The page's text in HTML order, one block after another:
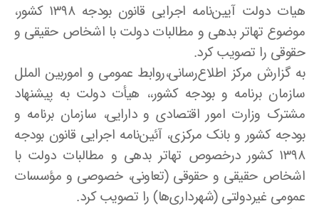
هیات دولت آیین‌نامه اجرایی قانون بودجه ۱۳۹۸ کشور،
موضوع تهاتر بدهی و مطالبات دولت با اشخاص حقیقی و
حقوقی را تصویب کرد.
به گزارش مرکز اطلاع‌رسانی،‌روابط عمومی و اموربین الملل
سازمان برنامه و بودجه کشور،، هیأت دولت به پیشنهاد
مشترک وزارت امور اقتصادی و دارایی، سازمان برنامه و
بودجه کشور و بانک مرکزی، آئین‌نامه اجرایی قانون بودجه
۱۳۹۸ کشور درخصوص تهاتر بدهی و مطالبات دولت با
اشخاص حقیقی و حقوقی (تعاونی، خصوصی و مؤسسات
عمومی غیردولتی (شهرداری‌ها) را تصویب کرد.